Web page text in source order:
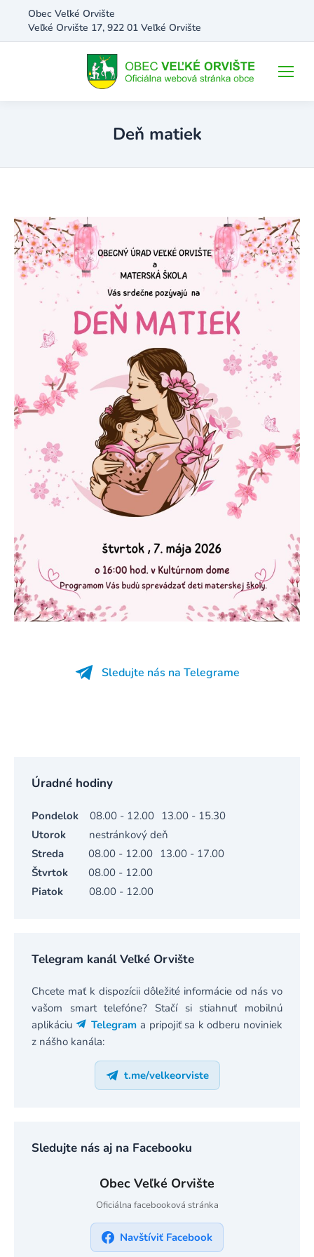
Obec Veľké Orvište
Veľké Orvište 17, 922 01 Veľké Orvište
Deň matiek
Sledujte nás na Telegrame
Úradné hodiny
Pondelok 08.00 - 12.00 13.00 - 15.30
Utorok
nestránkový deň
Streda
08.00 - 12.00 13.00 - 17.00
Štvrtok
08.00 - 12.00
Piatok
08.00 - 12.00
Telegram kanál Veľké Orvište
Chcete mať k dispozícii dôležité informácie od nás vo
vašom smart telefóne? Stačí si stiahnuť mobilnú
aplikáciu
Telegram a pripojiť sa k odberu noviniek
z nášho kanála:
t.me/velkeorviste
Sledujte nás aj na Facebooku
Obec Veľké Orvište
Oficiálna facebooková stránka
Navštíviť Facebook